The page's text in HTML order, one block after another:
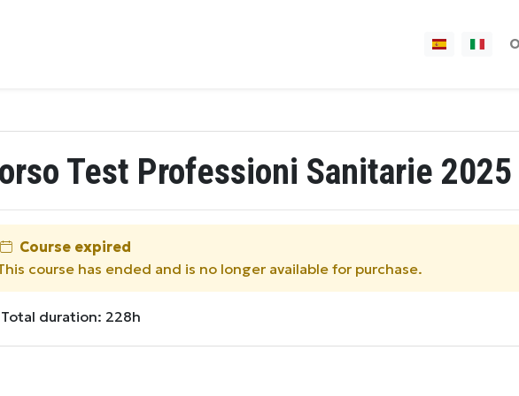
Test Professioni Sanitarie 2025
Course expired
course has ended and is no longer available for purchase.
duration: 228h